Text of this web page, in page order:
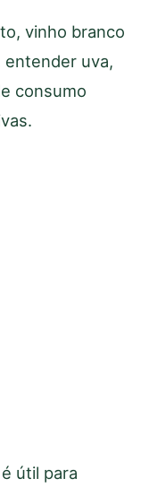
vinho branco
entender uva,
consumo
útil para